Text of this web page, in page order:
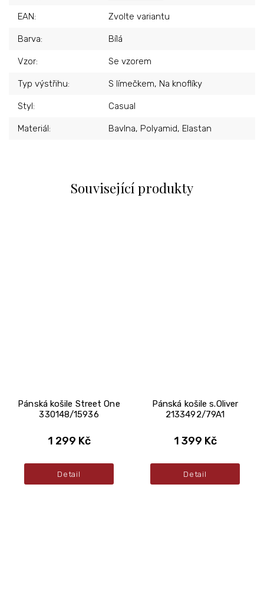
Související produkty
Pánská košile Street One
330148/15936
1 299 Kč
Detail
Pánská košile s.Oliver
2133492/79A1
1 399 Kč
Detail
EAN: Zvolte variantu
Barva: Bílá
Vzor: Se vzorem
Typ výstřihu: S límečkem, Na knoflíky
Styl: Casual
Materiál: Bavlna, Polyamid, Elastan